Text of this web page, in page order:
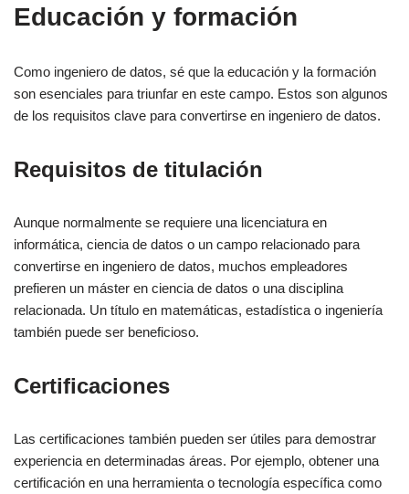
Educación y formación
Como ingeniero de datos, sé que la educación y la formación
son esenciales para triunfar en este campo. Estos son algunos
de los requisitos clave para convertirse en ingeniero de datos.
Requisitos de titulación
Aunque normalmente se requiere una licenciatura en
informática, ciencia de datos o un campo relacionado para
convertirse en ingeniero de datos, muchos empleadores
prefieren un máster en ciencia de datos o una disciplina
relacionada. Un título en matemáticas, estadística o ingeniería
también puede ser beneficioso.
Certificaciones
Las certificaciones también pueden ser útiles para demostrar
experiencia en determinadas áreas. Por ejemplo, obtener una
certificación en una herramienta o tecnología específica como